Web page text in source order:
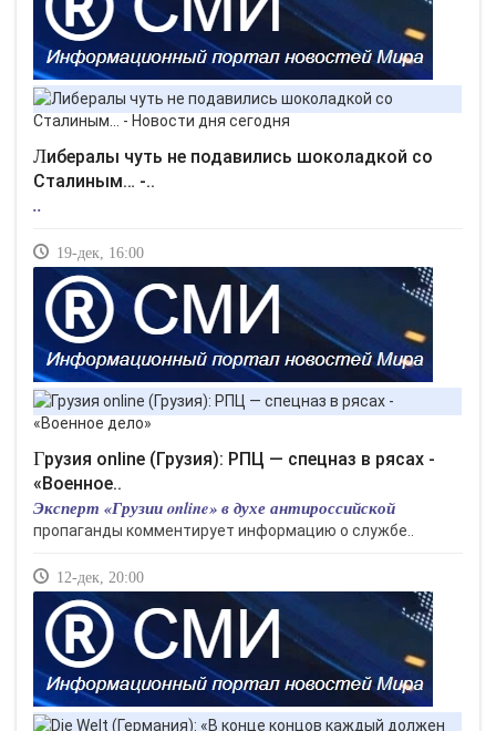
Либералы чуть не подавились шоколадкой со
Сталиным… -..
..
19-дек, 16:00
Грузия online (Грузия): РПЦ — спецназ в рясах -
«Военное..
Эксперт «Грузии online» в духе антироссийской
пропаганды комментирует информацию о службе..
12-дек, 20:00